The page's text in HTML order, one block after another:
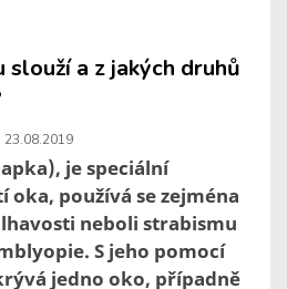
slouží a z jakých druhů
23.08.2019
je speciální
používá se zejména
neboli strabismu
S jeho pomocí
jedno oko, případně